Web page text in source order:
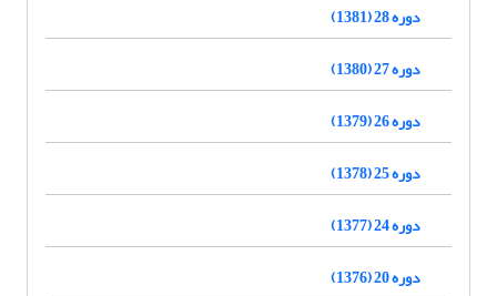
دوره 28 (1381)
دوره 27 (1380)
دوره 26 (1379)
دوره 25 (1378)
دوره 24 (1377)
دوره 20 (1376)